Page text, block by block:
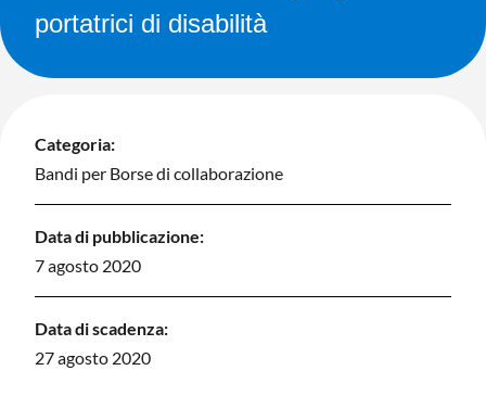
portatrici di disabilità
Categoria:
Bandi per Borse di collaborazione
Data di pubblicazione:
7 agosto 2020
Data di scadenza:
27 agosto 2020